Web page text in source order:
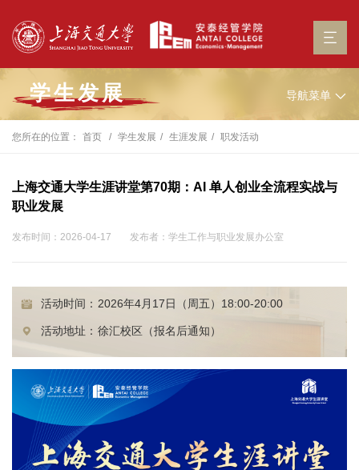
学生发展 导航菜单
您所在的位置： 首页 学生发展 生涯发展 职发活动
上海交通大学生涯讲堂第70期：AI 单人创业全流程实战与
职业发展
发布时间：2026-04-17 发布者：学生工作与职业发展办公室
活动时间： 2026年4月17日（周五）18:00-20:00
活动地址： 徐汇校区（报名后通知）